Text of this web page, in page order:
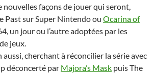
nouvelles façons de jouer qui seront,
Past sur Super Nintendo ou Ocarina of
un jour ou l’autre adoptées par les
jeux.
cherchant à réconcilier la série avec
déconcerté par Majora’s Mask puis The